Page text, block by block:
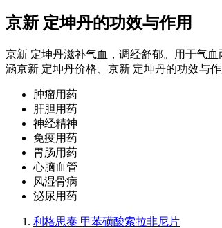
京新 定坤丹的功效与作用
京新 定坤丹滋补气血，调经舒郁。用于气
涵京新 定坤丹价格、京新 定坤丹的功效与
肿瘤用药
肝胆用药
神经精神
免疫用药
胃肠用药
心脑血管
风湿骨病
泌尿用药
利格思泰 甲苯磺酸索拉非尼片